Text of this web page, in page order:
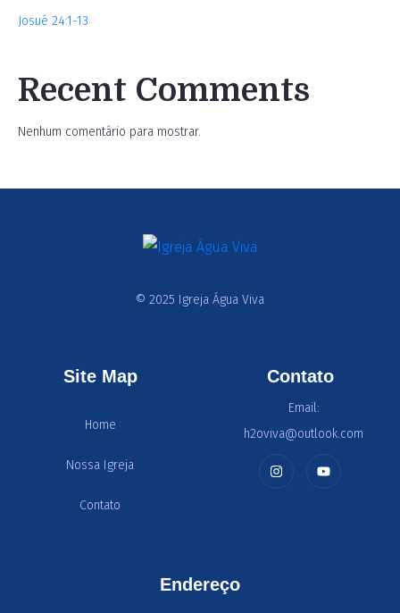
Josué 24:1-13
Recent Comments
Nenhum comentário para mostrar.
© 2025 Igreja Água Viva
Site Map
Home
Nossa Igreja
Contato
Contato
Email:
h2oviva@outlook.com
Endereço